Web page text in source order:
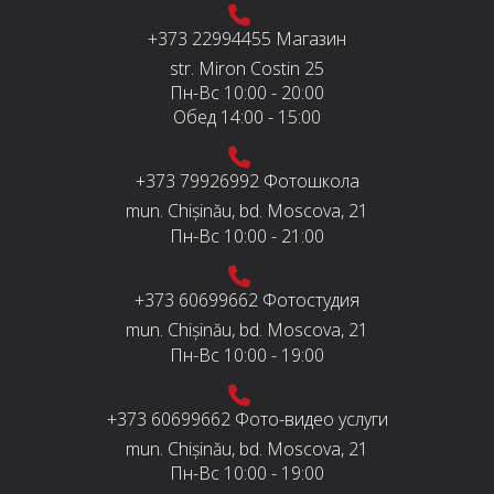
+373 22994455 Магазин
str. Miron Costin 25
Пн-Вс 10:00 - 20:00
Обед 14:00 - 15:00
+373 79926992 Фотошкола
mun. Chișinău, bd. Moscova, 21
Пн-Вс 10:00 - 21:00
+373 60699662 Фотостудия
mun. Chișinău, bd. Moscova, 21
Пн-Вс 10:00 - 19:00
+373 60699662 Фото-видео услуги
mun. Chișinău, bd. Moscova, 21
Пн-Вс 10:00 - 19:00